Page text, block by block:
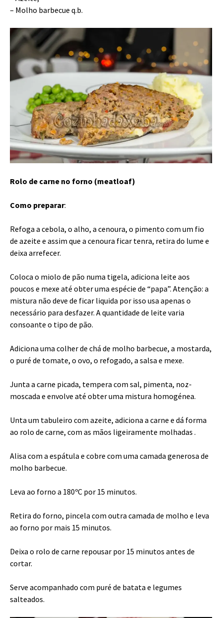
– Molho barbecue q.b.
Rolo de carne no forno (meatloaf)
Como preparar:
Refoga a cebola, o alho, a cenoura, o pimento com um fio
de azeite e assim que a cenoura ficar tenra, retira do lume e
deixa arrefecer.
Coloca o miolo de pão numa tigela, adiciona leite aos
poucos e mexe até obter uma espécie de “papa”. Atenção: a
mistura não deve de ficar liquida por isso usa apenas o
necessário para desfazer. A quantidade de leite varia
consoante o tipo de pão.
Adiciona uma colher de chá de molho barbecue, a mostarda,
o puré de tomate, o ovo, o refogado, a salsa e mexe.
Junta a carne picada, tempera com sal, pimenta, noz-
moscada e envolve até obter uma mistura homogénea.
Unta um tabuleiro com azeite, adiciona a carne e dá forma
ao rolo de carne, com as mãos ligeiramente molhadas .
Alisa com a espátula e cobre com uma camada generosa de
molho barbecue.
Leva ao forno a 180ºC por 15 minutos.
Retira do forno, pincela com outra camada de molho e leva
ao forno por mais 15 minutos.
Deixa o rolo de carne repousar por 15 minutos antes de
cortar.
Serve acompanhado com puré de batata e legumes
salteados.